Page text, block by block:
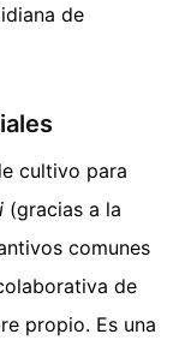
de
cultivo para
(gracias a la
comunes
de
propio. Es una